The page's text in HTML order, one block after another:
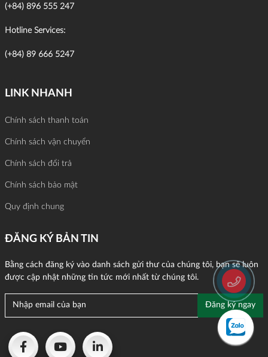
(+84) 896 555 247
Hotline Services:
(+84) 89 666 5247
LINK NHANH
Chính sách thanh toán
Chính sách vận chuyển
Chính sách đổi trả
Chính sách bảo mật
Quy định chung
ĐĂNG KÝ BẢN TIN
Bằng cách đăng ký vào danh sách gửi thư của chúng tôi, bạn sẽ luôn
được cập nhật những tin tức mới nhất từ chúng tôi.